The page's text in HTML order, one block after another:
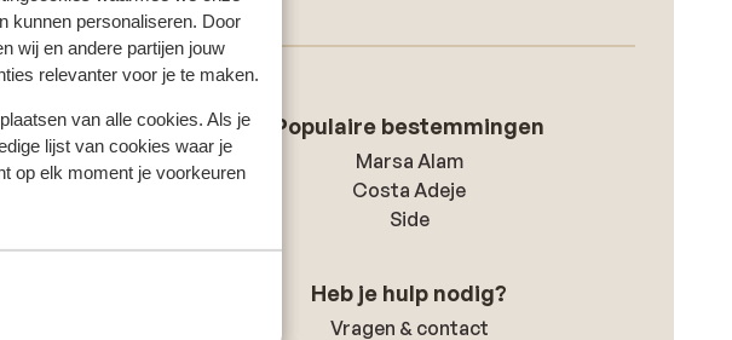
kunnen personaliseren. Door
wij en andere partijen jouw
relevanter voor je te maken.
van alle cookies. Als je
lijst van cookies waar je
op elk moment je voorkeuren
Populaire bestemmingen
Marsa Alam
Costa Adeje
Side
Heb je hulp nodig?
Vragen & contact